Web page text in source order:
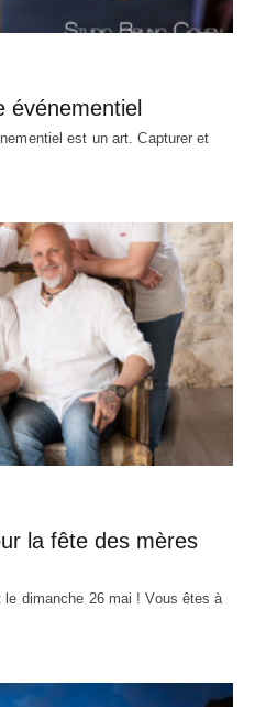
événementiel
est un art. Capturer et
la fête des mères
dimanche 26 mai ! Vous êtes à